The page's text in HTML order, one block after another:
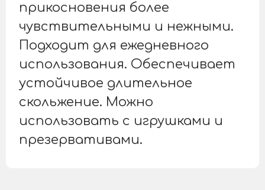
прикосновения более
чувствительными и нежными.
Подходит для ежедневного
использования. Обеспечивает
устойчивое длительное
скольжение. Можно
использовать с игрушками и
презервативами.